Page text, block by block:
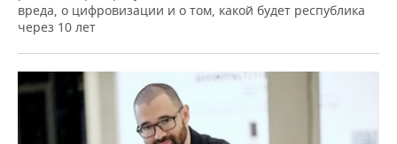
вреда, о цифровизации и о том, какой будет республика
через 10 лет